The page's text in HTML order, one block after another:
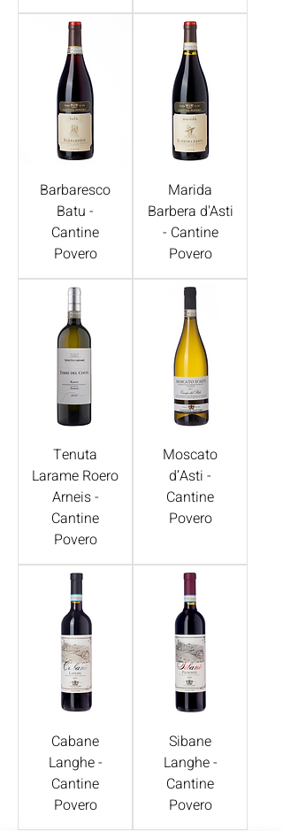
Barbaresco
Batu -
Cantine
Povero
Marida
Barbera d'Asti
- Cantine
Povero
Tenuta
Larame Roero
Arneis -
Cantine
Povero
Moscato
d’Asti -
Cantine
Povero
Cabane
Langhe -
Cantine
Povero
Sibane
Langhe -
Cantine
Povero